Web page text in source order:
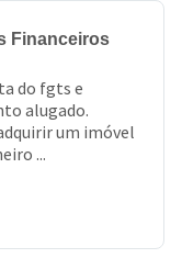
Financeiros
do fgts e
alugado.
um imóvel
...